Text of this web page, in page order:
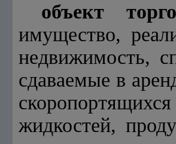
объект
имущество,
недвижимость,
сдаваемые в
жидкостей,